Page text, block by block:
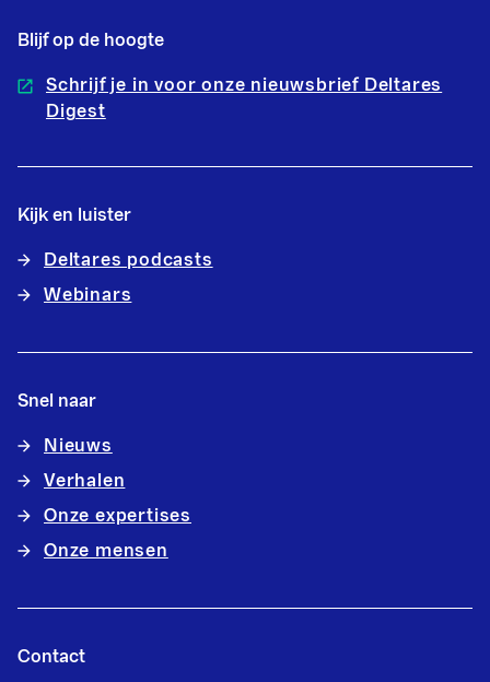
Blijf op de hoogte
Schrijf je in voor onze nieuwsbrief Deltares
Digest
Kijk en luister
Deltares podcasts
Webinars
Snel naar
Nieuws
Verhalen
Onze expertises
Onze mensen
Contact